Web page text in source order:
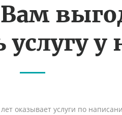
услугу у
оказывает услуги по